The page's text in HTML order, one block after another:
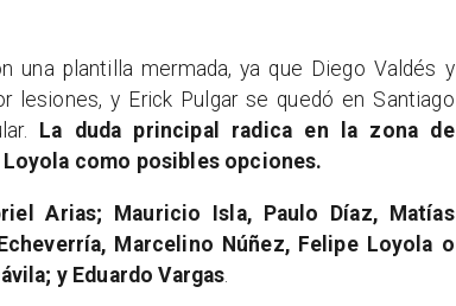
una plantilla mermada, ya que Diego Valdés y
lesiones, y Erick Pulgar se quedó en Santiago
La duda principal radica en la zona de
como posibles opciones.
Arias; Mauricio Isla, Paulo Díaz, Matías
Marcelino Núñez, Felipe Loyola o
y Eduardo Vargas